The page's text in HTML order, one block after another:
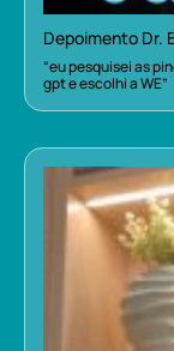
Depoimento Dr.
“eu pesquisei as
gpt e escolhi a WE”